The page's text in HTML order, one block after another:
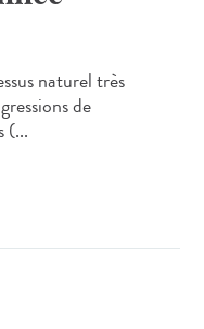
naturel très
de
(...